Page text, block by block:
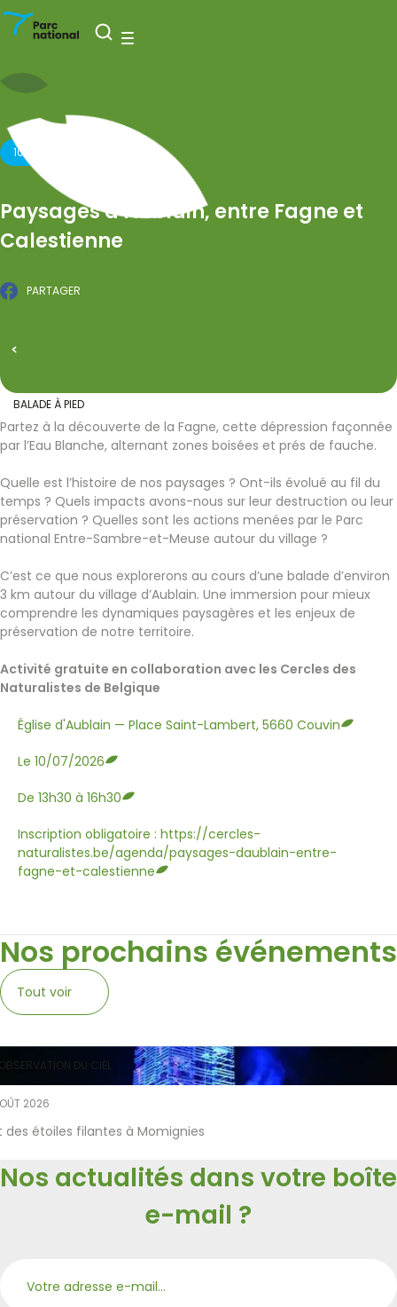
Parc national de l’Entre-Sambre-et-Meuse
Ouvrir la recherche
10 JUILLET 2026
Paysages d’Aublain, entre Fagne et
Calestienne
PARTAGER
Facebook
Tous les événements
BALADE À PIED
Partez à la découverte de la Fagne, cette dépression façonnée
par l’Eau Blanche, alternant zones boisées et prés de fauche.
Quelle est l’histoire de nos paysages ? Ont-ils évolué au fil du
temps ? Quels impacts avons-nous sur leur destruction ou leur
préservation ? Quelles sont les actions menées par le Parc
national Entre-Sambre-et-Meuse autour du village ?
C’est ce que nous explorerons au cours d’une balade d’environ
3 km autour du village d’Aublain. Une immersion pour mieux
comprendre les dynamiques paysagères et les enjeux de
préservation de notre territoire.
Activité gratuite en collaboration avec les Cercles des
Naturalistes de Belgique
Église d'Aublain — Place Saint-Lambert, 5660 Couvin
Le 10/07/2026
De 13h30 à 16h30
Inscription obligatoire : https://cercles-
naturalistes.be/agenda/paysages-daublain-entre-
fagne-et-calestienne
Nos prochains événements
Tout voir
2026
des étoiles filantes à Momignies
DU CIEL
Nos actualités dans votre boîte
e-mail ?